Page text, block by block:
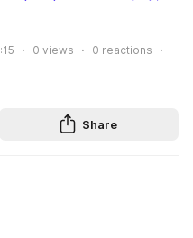
0 views 0 reactions
Share